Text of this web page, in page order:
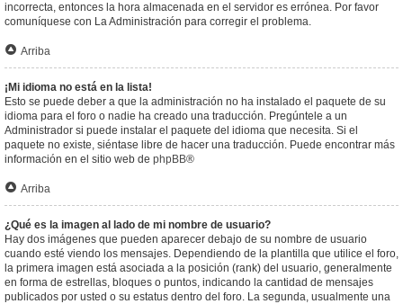
incorrecta, entonces la hora almacenada en el servidor es errónea. Por favor
comuníquese con La Administración para corregir el problema.
Arriba
¡Mi idioma no está en la lista!
Esto se puede deber a que la administración no ha instalado el paquete de su
idioma para el foro o nadie ha creado una traducción. Pregúntele a un
Administrador si puede instalar el paquete del idioma que necesita. Si el
paquete no existe, siéntase libre de hacer una traducción. Puede encontrar más
información en el sitio web de phpBB®
Arriba
¿Qué es la imagen al lado de mi nombre de usuario?
Hay dos imágenes que pueden aparecer debajo de su nombre de usuario
cuando esté viendo los mensajes. Dependiendo de la plantilla que utilice el foro,
la primera imagen está asociada a la posición (rank) del usuario, generalmente
en forma de estrellas, bloques o puntos, indicando la cantidad de mensajes
publicados por usted o su estatus dentro del foro. La segunda, usualmente una